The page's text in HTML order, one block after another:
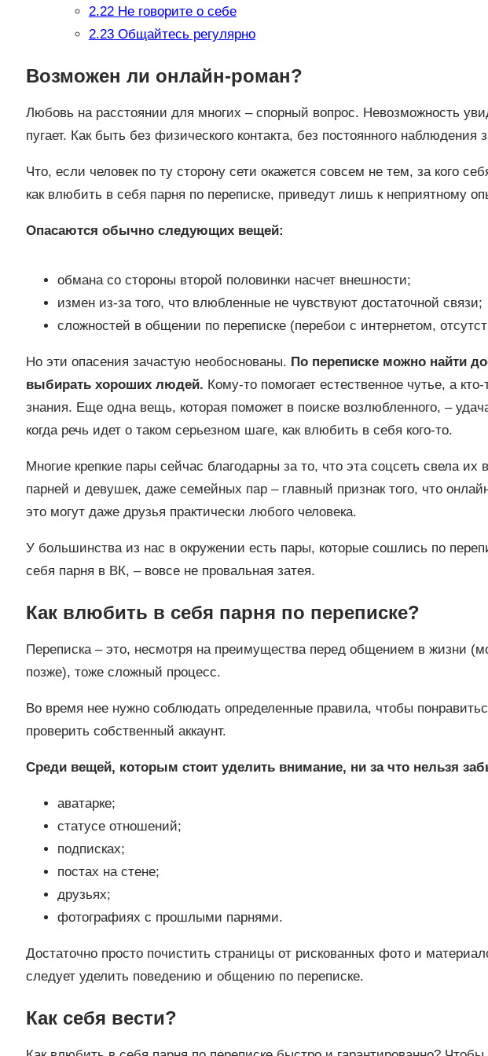
2.22Не говорите о себе
2.23Общайтесь регулярно
Возможен ли онлайн-роман?
Любовь на расстоянии для многих – спорный вопрос. Невозможность
пугает. Как быть без физического контакта, без постоянного
Что, если человек по ту сторону сети окажется совсем не тем, за кого
как влюбить в себя парня по переписке, приведут лишь к неприятному
Опасаются обычно следующих вещей:
обмана со стороны второй половинки насчет внешности;
измен из-за того, что влюбленные не чувствуют достаточной связи;
сложностей в общении по переписке (перебои с интернетом,
Но эти опасения зачастую необоснованы. По переписке можно найти
выбирать хороших людей. Кому-то помогает естественное чутье, а
знания. Еще одна вещь, которая поможет в поиске возлюбленного, –
когда речь идет о таком серьезном шаге, как влюбить в себя кого-то.
Многие крепкие пары сейчас благодарны за то, что эта соцсеть свела их
парней и девушек, даже семейных пар – главный признак того, что
это могут даже друзья практически любого человека.
У большинства из нас в окружении есть пары, которые сошлись по
себя парня в ВК, – вовсе не провальная затея.
Как влюбить в себя парня по переписке?
Переписка – это, несмотря на преимущества перед общением в жизни
позже), тоже сложный процесс.
Во время нее нужно соблюдать определенные правила, чтобы
проверить собственный аккаунт.
Среди вещей, которым стоит уделить внимание, ни за что нельзя
аватарке;
статусе отношений;
подписках;
постах на стене;
друзьях;
фотографиях с прошлыми парнями.
Достаточно просто почистить страницы от рискованных фото и
следует уделить поведению и общению по переписке.
Как себя вести?